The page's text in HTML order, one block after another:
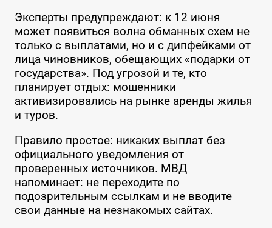
Эксперты предупреждают: к 12 июня
может появиться волна обманных схем не
только с выплатами, но и с дипфейками от
лица чиновников, обещающих «подарки от
государства». Под угрозой и те, кто
планирует отдых: мошенники
активизировались на рынке аренды жилья
и туров.
Правило простое: никаких выплат без
официального уведомления от
проверенных источников. МВД
напоминает: не переходите по
подозрительным ссылкам и не вводите
свои данные на незнакомых сайтах.